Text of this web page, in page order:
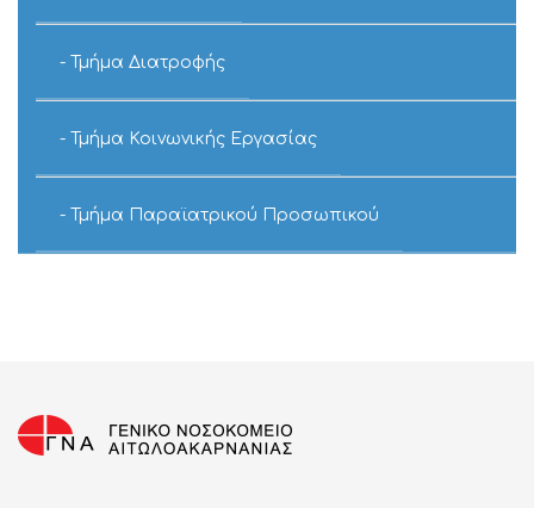
Τμήμα Διατροφής
Τμήμα Κοινωνικής Εργασίας
Τμήμα Παραϊατρικού Προσωπικού